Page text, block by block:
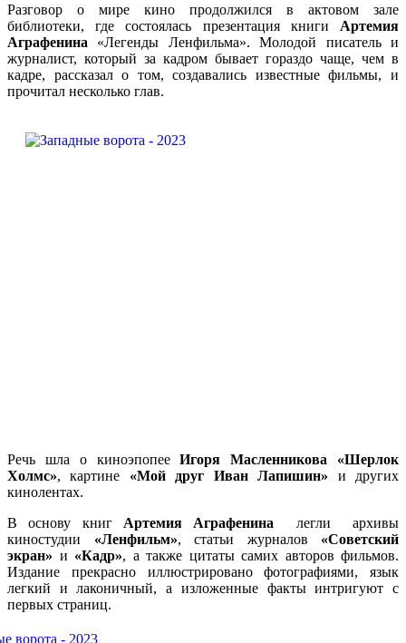
Разговор о мире кино продолжился в актовом зале
библиотеки, где состоялась презентация книги Артемия
Аграфенина «Легенды Ленфильма». Молодой писатель и
журналист, который за кадром бывает гораздо чаще, чем в
кадре, рассказал о том, создавались известные фильмы, и
прочитал несколько глав.
Речь шла о киноэпопееИгоря Масленникова «Шерлок
Холмс», картине «Мой друг Иван Лапишин» и других
кинолентах.
В основу книг Артемия Аграфенина легли архивы
киностудии «Ленфильм», статьи журналов «Советский
экран» и «Кадр», а также цитаты самих авторов фильмов.
Издание прекрасно иллюстрировано фотографиями, язык
легкий и лаконичный, а изложенные факты интригуют с
первых страниц.